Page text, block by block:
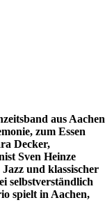
aus Aachen
zum Essen
Decker,
Sven Heinze
Jazz und klassischer
selbstverständlich
spielt in Aachen,